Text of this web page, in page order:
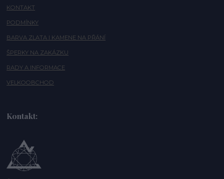
KONTAKT
PODMÍNKY
BARVA ZLATA I KAMENE NA PŘÁNÍ
ŠPERKY NA ZAKÁZKU
RADY A INFORMACE
VELKOOBCHOD
Kontakt: